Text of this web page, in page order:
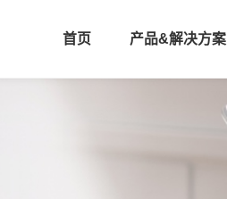
首页 产品&解决方案